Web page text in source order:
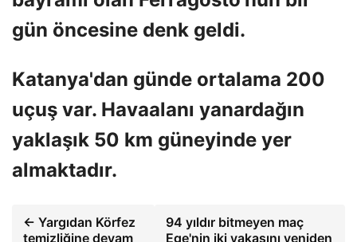
gün öncesine denk geldi.
Katanya'dan günde ortalama 200
uçuş var. Havaalanı yanardağın
yaklaşık 50 km güneyinde yer
almaktadır.
← Yargıdan Körfez
temizliğine devam
94 yıldır bitmeyen maç
Ege'nin iki yakasını yeniden